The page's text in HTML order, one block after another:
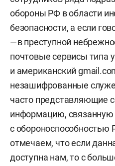
обороны РФ в области
безопасности, а если
— в преступной
почтовые сервисы типа
и американский
незашифрованные
часто представляющие
информацию, связанную
с обороноспособностью
отмечаем, что если
доступна нам, то с